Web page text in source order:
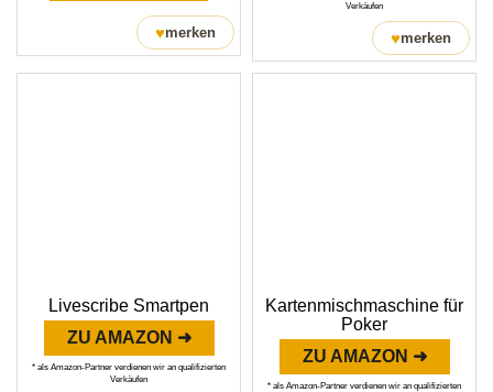
♥merken
Verkäufen
♥merken
Livescribe Smartpen
ZU AMAZON ➜
* als Amazon-Partner verdienen wir an qualifizierten
Verkäufen
Kartenmischmaschine für
Poker
ZU AMAZON ➜
* als Amazon-Partner verdienen wir an qualifizierten